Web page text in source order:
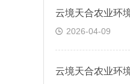
2026-04-09